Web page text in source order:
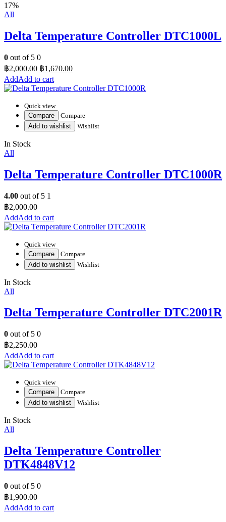
17%
All
Delta Temperature Controller DTC1000L
0 out of 5 0
฿2,000.00 ฿1,670.00
Add to cart
Quick view
Compare
Compare
Add to wishlist
Wishlist
In Stock
All
Delta Temperature Controller DTC1000R
4.00 out of 5 1
฿2,000.00
Add to cart
Quick view
Compare
Compare
Add to wishlist
Wishlist
In Stock
All
Delta Temperature Controller DTC2001R
0 out of 5 0
฿2,250.00
Add to cart
Quick view
Compare
Compare
Add to wishlist
Wishlist
In Stock
All
Delta Temperature Controller
DTK4848V12
0 out of 5 0
฿1,900.00
Add to cart